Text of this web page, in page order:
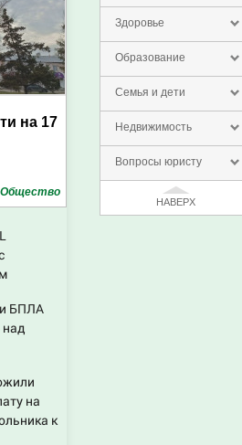
Здоровье
Образование
Семья и дети
Недвижимость
Вопросы юристу
НАВЕРХ
на 17
Общество
БПЛА
на
к